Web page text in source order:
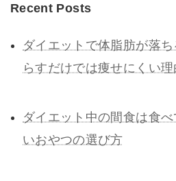
Recent Posts
ダイエットで体脂肪が落
らすだけでは痩せにくい理
ダイエット中の間食は食
いおやつの選び方